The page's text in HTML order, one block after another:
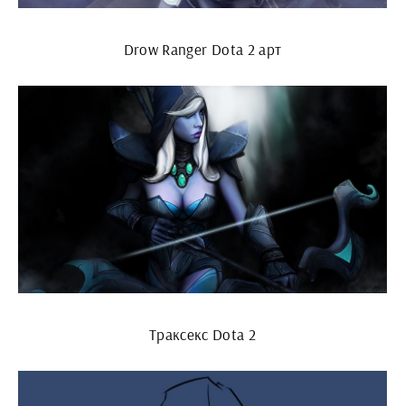
Drow Ranger Dota 2 арт
Траксекс Dota 2